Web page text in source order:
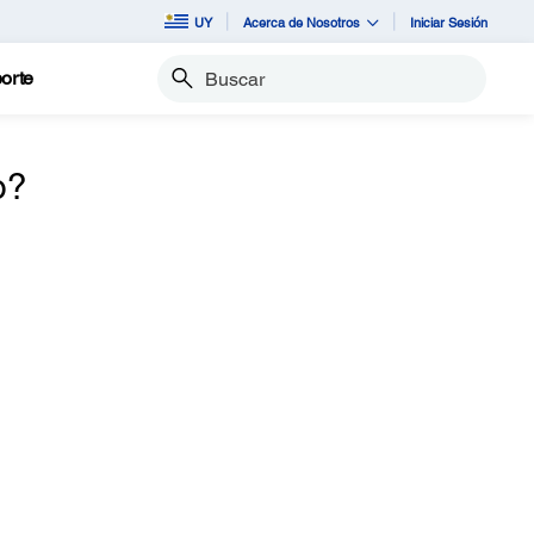
UY Acerca de Nosotros Iniciar Sesión
Buscar